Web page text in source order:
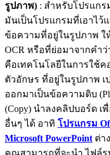
รูปภาพ) : สำหรับโปรแก
มันเป็นโปรแกรมที่เอาไ
ข้อความที่อยู่ในรูปภาพ ใ
OCR หรือที่ย่อมาจากคำว่า
คือเทคโนโลยีในการใช้ค
ตัวอักษร ที่อยู่ในรูปภาพ เ
ออกมาเป็นข้อความดิบ
(Copy) นำลงคลิปบอร์ด
อื่นๆ ได้ อาทิ โปรแกรม
Microsoft PowerPoint ต่า